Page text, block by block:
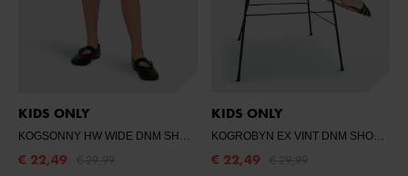
KIDS ONLY
KOGSONNY HW WIDE DNM SHORTS NOOS - LIGHT BLUE DENIM
€ 22,49
KIDS ONLY
KOGROBYN EX VINT DNM SHORTS AZG529
€ 22,49